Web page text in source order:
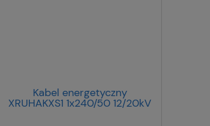
Kabel energetyczny
XRUHAKXS1 1x240/50 12/20kV